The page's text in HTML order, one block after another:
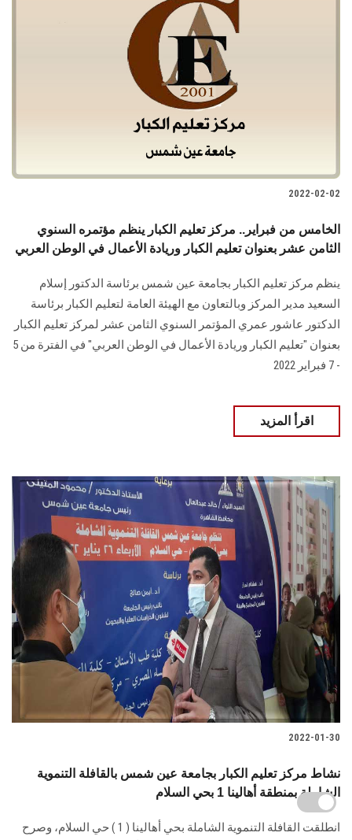
2022-02-02
الخامس من فبراير.. مركز تعليم الكبار ينظم مؤتمره السنوي
الثامن عشر بعنوان تعليم الكبار وريادة الأعمال في الوطن العربي
ينظم مركز تعليم الكبار بجامعة عين شمس برئاسة الدكتور إسلام
السعيد مدير المركز وبالتعاون مع الهيئة العامة لتعليم الكبار برئاسة
الدكتور عاشور عمري المؤتمر السنوي الثامن عشر لمركز تعليم الكبار
بعنوان "تعليم الكبار وريادة الأعمال في الوطن العربي" في الفترة من 5
- 7 فبراير 2022
اقرأ المزيد
2022-01-30
نشاط مركز تعليم الكبار بجامعة عين شمس بالقافلة التنموية
الشاملة بمنطقة أهالينا 1 بحي السلام
انطلقت القافلة التنموية الشاملة بحي أهالينا ( 1 ) حي السلام، وصرح